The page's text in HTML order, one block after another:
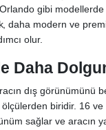
gibi
daha modern ve
olur.
Daha
dış görünümünü
biridir. 16
sağlar ve aracın